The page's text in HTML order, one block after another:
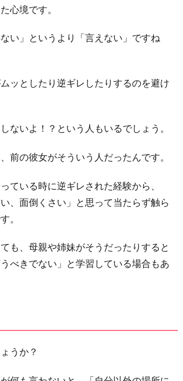
心境です。
い」というより「言えない」ですね
ッとしたり逆ギレしたりするのを避け
ないよ！？という人もいるでしょう。
前の彼女がそういう人だったんです。
ている時に逆ギレされた経験から、
い、面倒くさい」と思って当たらず触ら
。
も、母親や姉妹がそうだったりすると
うべきでない」と学習している場合もあ
うか？